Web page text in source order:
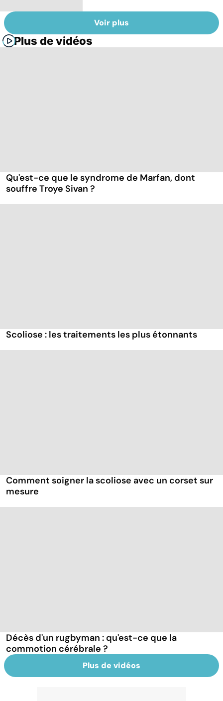
Voir plus
Plus de vidéos
Qu'est-ce que le syndrome de Marfan, dont
souffre Troye Sivan ?
Scoliose : les traitements les plus étonnants
Comment soigner la scoliose avec un corset sur
mesure
Décès d'un rugbyman : qu'est-ce que la
commotion cérébrale ?
Plus de vidéos